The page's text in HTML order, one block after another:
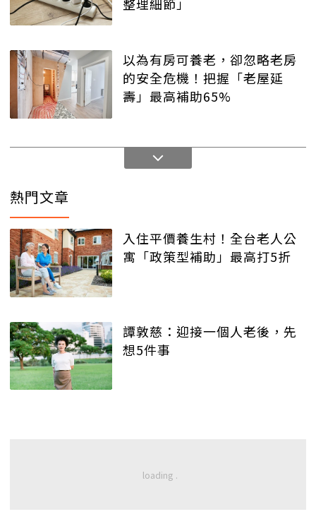
以為有房可養老，卻忽略老房
的安全危機！把握「老屋延
壽」最高補助65%
熱門文章
入住平價養生村！全台老人公
寓「政策型補助」最高打5折
譚敦慈：迎接一個人老後，先
想5件事